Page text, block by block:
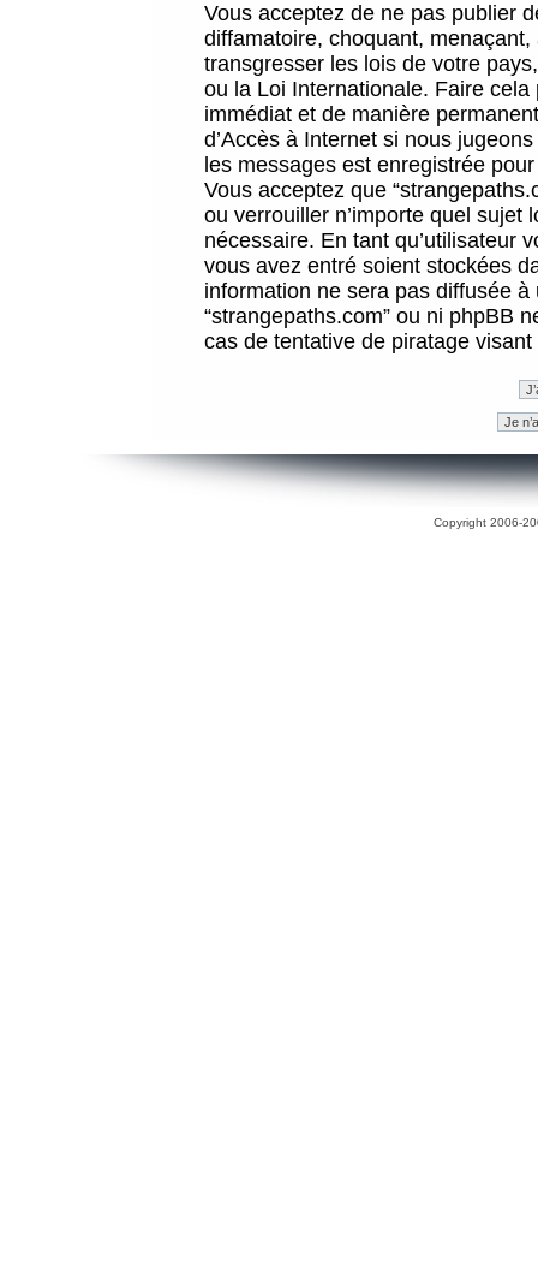
Vous acceptez de ne pas publier
diffamatoire, choquant,
transgresser les lois de votre
ou la Loi Internationale. Faire
immédiat et de manière
d’Accès à Internet si nous
les messages est enregistrée
Vous acceptez que
ou verrouiller n’importe quel sujet
nécessaire. En tant qu’utilisateur
vous avez entré soient stockées
information ne sera pas diffusée
“strangepaths.com” ou ni phpBB
cas de tentative de piratage
Copyright 2006-